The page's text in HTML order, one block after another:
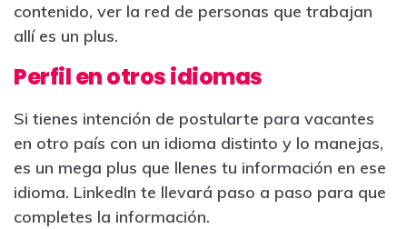
contenido, ver la red de personas que trabajan
allí es un plus.
Perfil en otros idiomas
Si tienes intención de postularte para vacantes
en otro país con un idioma distinto y lo manejas,
es un mega plus que llenes tu información en ese
idioma. LinkedIn te llevará paso a paso para que
completes la información.